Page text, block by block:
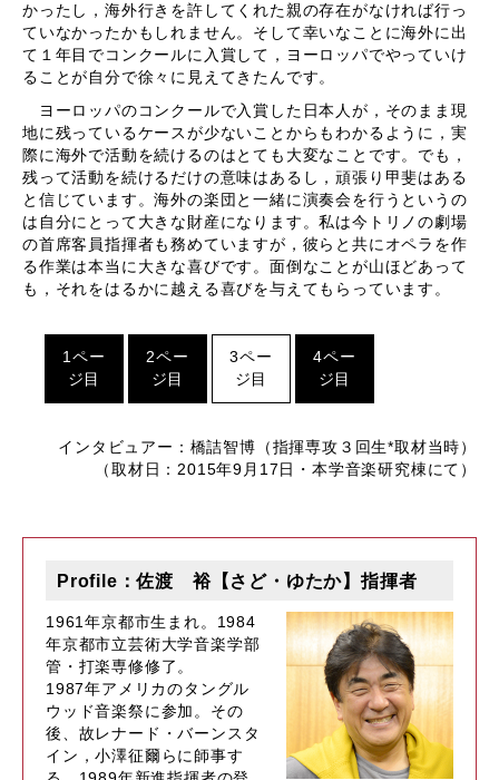
かったし，海外行きを許してくれた親の存在がなければ行っ
ていなかったかもしれません。そして幸いなことに海外に出
て１年目でコンクールに入賞して，ヨーロッパでやっていけ
ることが自分で徐々に見えてきたんです。
ヨーロッパのコンクールで入賞した日本人が，そのまま現
地に残っているケースが少ないことからもわかるように，実
際に海外で活動を続けるのはとても大変なことです。でも，
残って活動を続けるだけの意味はあるし，頑張り甲斐はある
と信じています。海外の楽団と一緒に演奏会を行うというの
は自分にとって大きな財産になります。私は今トリノの劇場
の首席客員指揮者も務めていますが，彼らと共にオペラを作
る作業は本当に大きな喜びです。面倒なことが山ほどあって
も，それをはるかに越える喜びを与えてもらっています。
1ペー
ジ目
2ペー
ジ目
3ペー
ジ目
4ペー
ジ目
インタビュアー：橋詰智博（指揮専攻３回生*取材当時）
（取材日：2015年9月17日・本学音楽研究棟にて）
Profile：佐渡 裕【さど・ゆたか】指揮者
1961年京都市生まれ。1984
年京都市立芸術大学音楽学部
管・打楽専修修了。
1987年アメリカのタングル
ウッド音楽祭に参加。その
後、故レナード・バーンスタ
イン，小澤征爾らに師事す